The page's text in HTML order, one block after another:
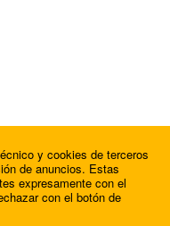
y cookies de terceros
de anuncios. Estas
expresamente con el
con el botón de